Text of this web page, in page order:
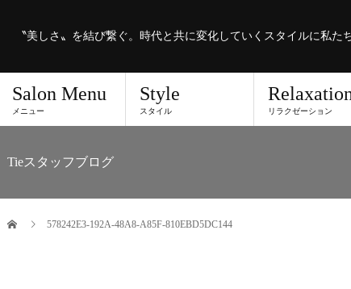
〝美しさ〟を結び繋ぐ。時代と共に変化していくスタイルに私た
Salon Menu
メニュー
Style
スタイル リラクゼーション
Tieスタッフブログ
578242E3-192A-48A8-A85F-810EBD5DC144